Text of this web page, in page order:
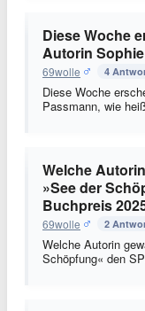
Diese Woche
Autorin
69wolle 4
Diese Woche
Passmann, wie
Welche
»See der
Buchpreis
69wolle 2
Welche Autorin
Schöpfung« den